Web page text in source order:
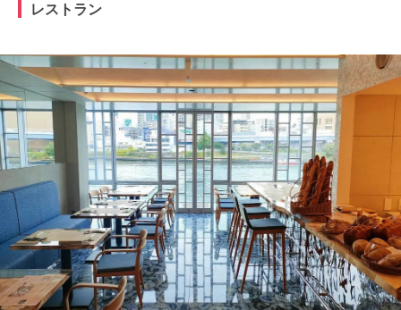
レストラン